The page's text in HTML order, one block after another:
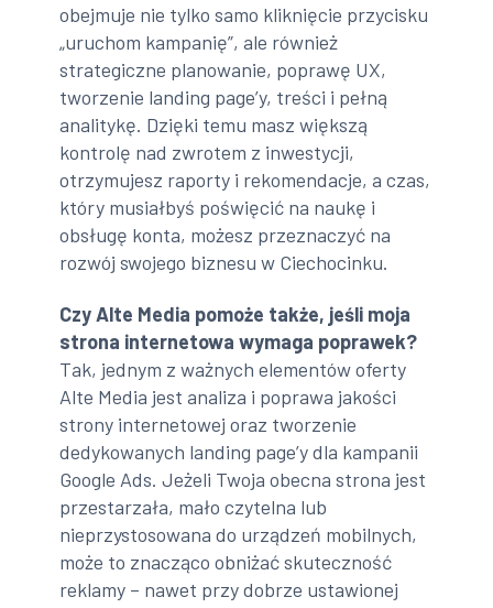
obejmuje nie tylko samo kliknięcie przycisku
„uruchom kampanię”, ale również
strategiczne planowanie, poprawę UX,
tworzenie landing page’y, treści i pełną
analitykę. Dzięki temu masz większą
kontrolę nad zwrotem z inwestycji,
otrzymujesz raporty i rekomendacje, a czas,
który musiałbyś poświęcić na naukę i
obsługę konta, możesz przeznaczyć na
rozwój swojego biznesu w Ciechocinku.
Czy Alte Media pomoże także, jeśli moja
strona internetowa wymaga poprawek?
Tak, jednym z ważnych elementów oferty
Alte Media jest analiza i poprawa jakości
strony internetowej oraz tworzenie
dedykowanych landing page’y dla kampanii
Google Ads. Jeżeli Twoja obecna strona jest
przestarzała, mało czytelna lub
nieprzystosowana do urządzeń mobilnych,
może to znacząco obniżać skuteczność
reklamy – nawet przy dobrze ustawionej